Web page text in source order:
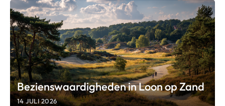
Bezienswaardigheden in Loon op Zand
14 JULI 2026